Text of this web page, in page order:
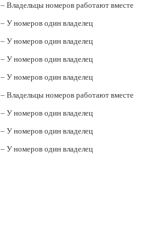
– Владельцы номеров работают вместе
– У номеров один владелец
– У номеров один владелец
– У номеров один владелец
– У номеров один владелец
– Владельцы номеров работают вместе
– У номеров один владелец
– У номеров один владелец
– У номеров один владелец